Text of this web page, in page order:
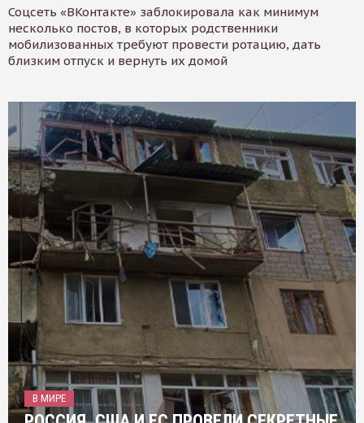
Соцсеть «ВКонтакте» заблокировала как минимум
несколько постов, в которых родственники
мобилизованных требуют провести ротацию, дать
близким отпуск и вернуть их домой
В МИРЕ